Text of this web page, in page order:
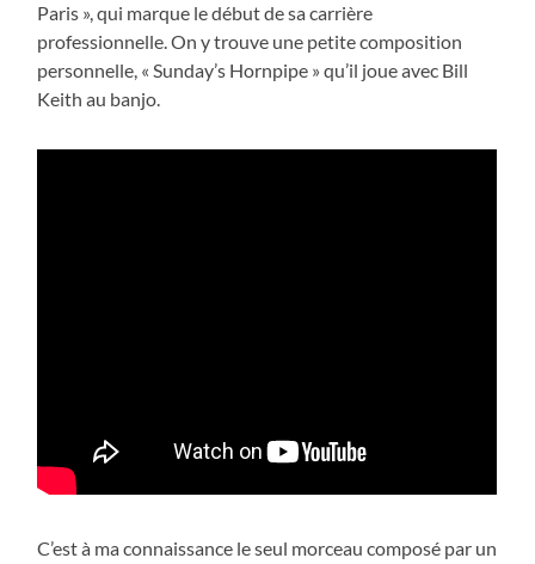
Paris », qui marque le début de sa carrière
professionnelle. On y trouve une petite composition
personnelle, « Sunday’s Hornpipe » qu’il joue avec Bill
Keith au banjo.
C’est à ma connaissance le seul morceau composé par un